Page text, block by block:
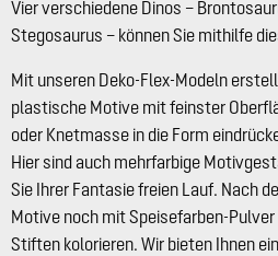
Vier verschiedene Dinos –
Stegosaurus – können Sie mithilfe
Mit unseren Deko-Flex-Modeln
plastische Motive mit feinster
oder Knetmasse in die Form
Hier sind auch mehrfarbige
Sie Ihrer Fantasie freien Lauf. Nach
Motive noch mit Speisefarben-
Stiften kolorieren. Wir bieten Ihnen